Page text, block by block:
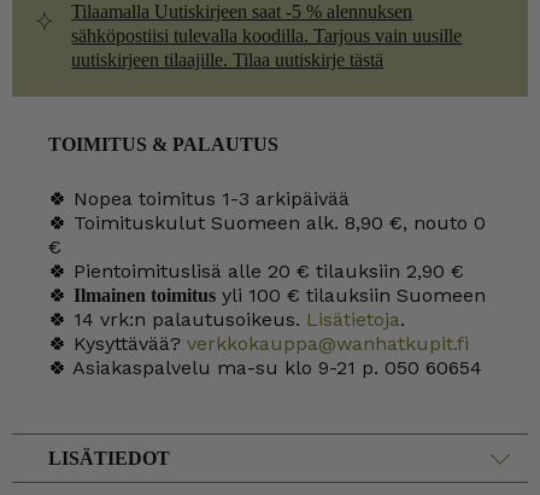
Tilaamalla Uutiskirjeen saat -5 % alennuksen
sähköpostiisi tulevalla koodilla. Tarjous vain uusille
uutiskirjeen tilaajille. Tilaa uutiskirje tästä
TOIMITUS & PALAUTUS
🍀 Nopea toimitus 1-3 arkipäivää
🍀 Toimituskulut Suomeen alk. 8,90 €, nouto 0
€
🍀 Pientoimituslisä alle 20 € tilauksiin 2,90 €
🍀 Ilmainen toimitus yli 100 € tilauksiin Suomeen
🍀 14 vrk:n palautusoikeus. Lisätietoja.
🍀 Kysyttävää? verkkokauppa@wanhatkupit.fi
🍀 Asiakaspalvelu ma-su klo 9-21 p. 050 60654
LISÄTIEDOT